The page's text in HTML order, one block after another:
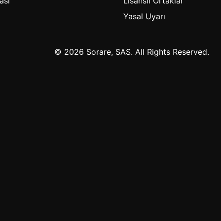
Yasal Uyarı
© 2026 Sorare, SAS. All Rights Reserved.